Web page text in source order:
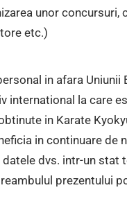
unor concursuri,
etc.)
in afara
international la care
in Karate
in continuare de
dvs. intr-un stat
prezentului